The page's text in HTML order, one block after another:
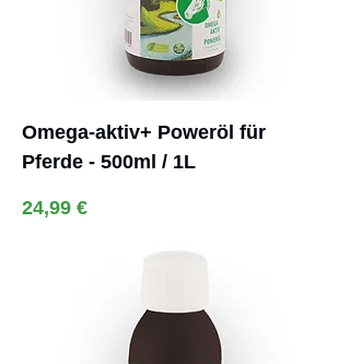
Omega-aktiv+ Poweröl für
Pferde - 500ml / 1L
Preis
24,99 €